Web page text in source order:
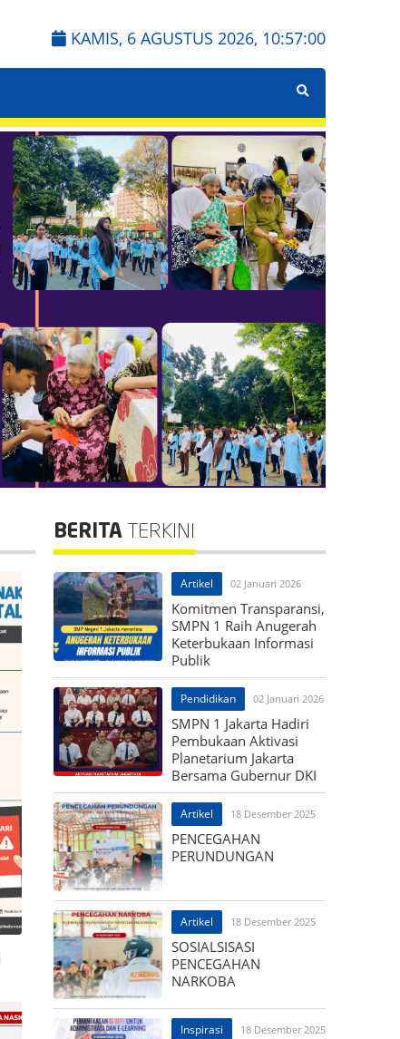
KAMIS, 6 AGUSTUS 2026, 10:57:01
BERITA TERKINI
Artikel 02 Januari 2026
Komitmen Transparansi,
SMPN 1 Raih Anugerah
Keterbukaan Informasi
Publik
Pendidikan 02 Januari 2026
SMPN 1 Jakarta Hadiri
Pembukaan Aktivasi
Planetarium Jakarta
Bersama Gubernur DKI
Jakarta
Artikel 18 Desember 2025
PENCEGAHAN
PERUNDUNGAN
Artikel 18 Desember 2025
SOSIALSISASI
PENCEGAHAN
NARKOBA
Inspirasi 18 Desember 2025